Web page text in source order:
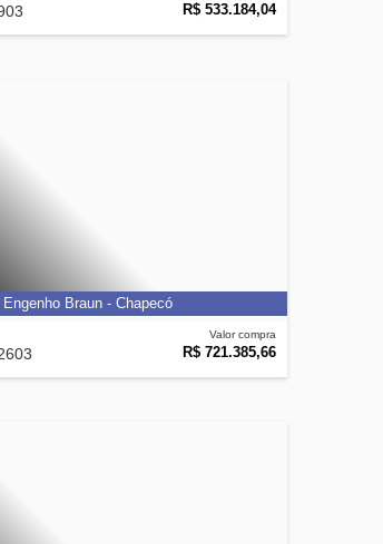
R$ 533.184,04
Valor compra
R$ 721.385,66
Engenho Braun - Chapecó